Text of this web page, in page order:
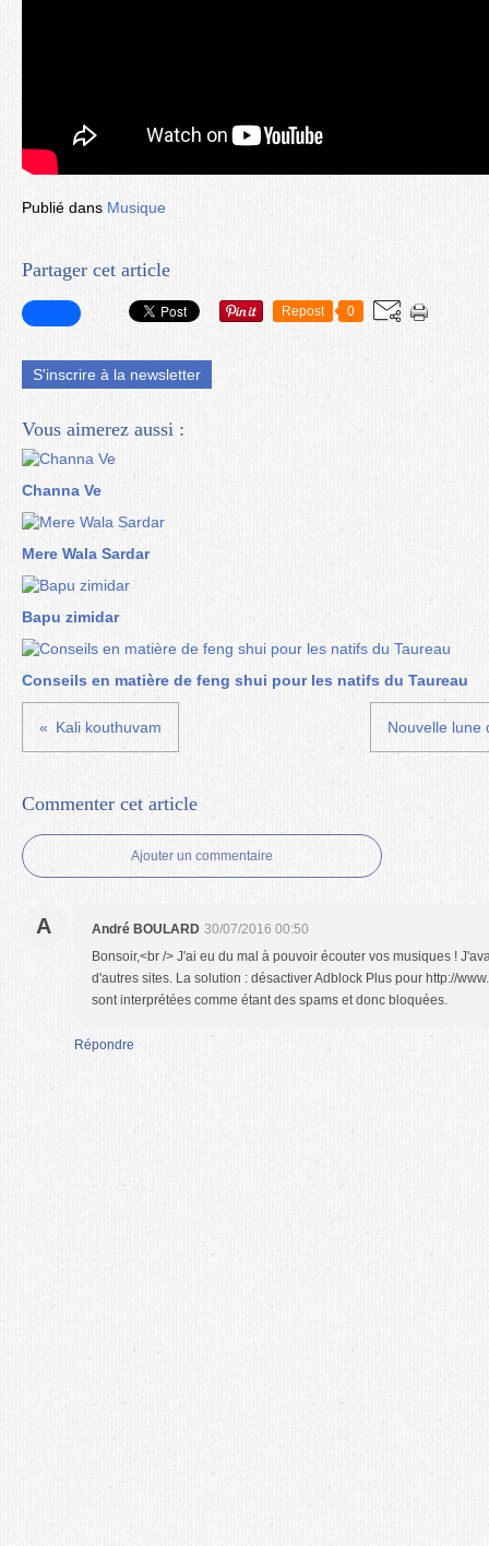
Publié dans Musique
Partager cet article
Repost 0
S'inscrire à la newsletter
Vous aimerez aussi :
Channa Ve
Mere Wala Sardar
Bapu zimidar
Conseils en matière de feng shui pour les natifs du Taureau
Kali kouthuvam Nouvelle lune
Commenter cet article
Ajouter un commentaire
A André BOULARD 30/07/2016 00:50
Bonsoir,<br /> J'ai eu du mal à pouvoir écouter vos musiques !
d'autres sites. La solution : désactiver Adblock Plus pour http://
sont interprétées comme étant des spams et donc bloquées.
Répondre